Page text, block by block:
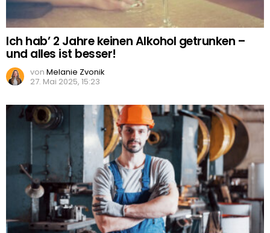
Ich hab’ 2 Jahre keinen Alkohol getrunken –
und alles ist besser!
von Melanie Zvonik
27. Mai 2025, 15:23